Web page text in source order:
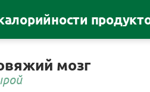
мозг
РЕЙТИНГ ПОЛЕЗНОСТИ ПРОДУКТА:
ПОЛЕЗНЫЙ ПРОДУКТ